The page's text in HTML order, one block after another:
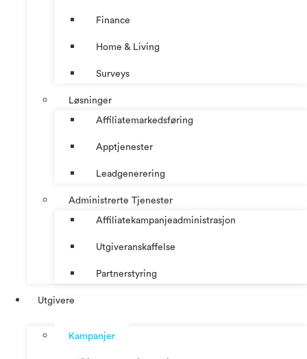
Finance
Home & Living
Surveys
Løsninger
Affiliatemarkedsføring
Apptjenester
Leadgenerering
Administrerte Tjenester
Affiliatekampanjeadministrasjon
Utgiveranskaffelse
Partnerstyring
Utgivere
Kampanjer